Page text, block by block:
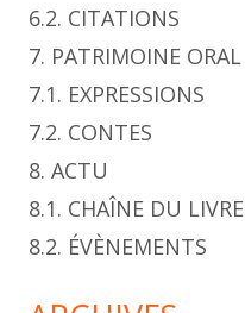
6.2. CITATIONS
7. PATRIMOINE ORAL
7.1. EXPRESSIONS
7.2. CONTES
8. ACTU
8.1. CHAÎNE DU LIVRE
8.2. ÉVÈNEMENTS